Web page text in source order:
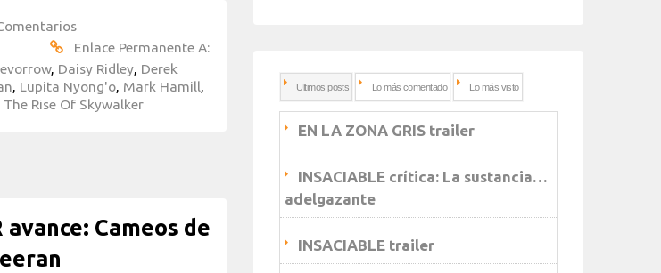
Enlace Permanente A:
, Daisy Ridley, Derek
, Lupita Nyong'o, Mark Hamill,
Rise Of Skywalker
avance: Cameos de
Ultimos posts Lo más comentado Lo más visto
EN LA ZONA GRIS trailer
INSACIABLE crítica: La sustancia…
adelgazante
INSACIABLE trailer